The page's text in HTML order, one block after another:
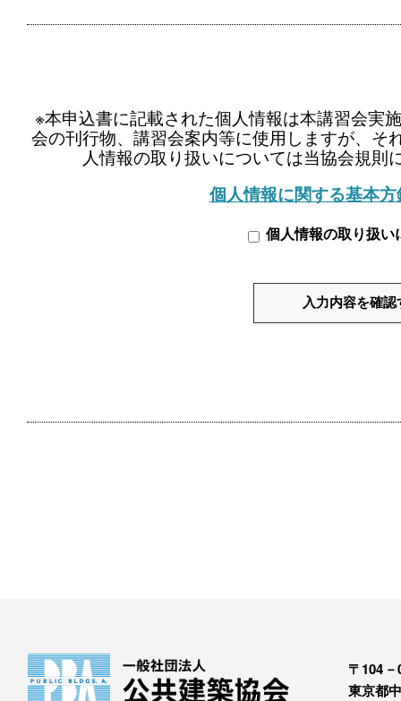
※本申込書に記載された個人情報は本講習会実
会の刊行物、講習会案内等に使用しますが、そ
人情報の取り扱いについては当協会規則
個人情報に関する基本
個人情報の取り扱い
〒104－
東京都